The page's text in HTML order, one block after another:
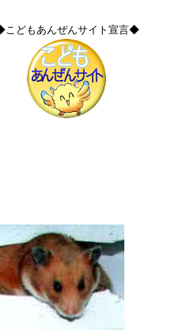
どもあんぜんサイト宣言◆